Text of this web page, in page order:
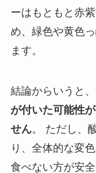
ーはもともと赤
め、緑色や黄色
ます。
結論からいうと、
が付いた可能性
せん。 ただし、
り、全体的な変
食べない方が安全